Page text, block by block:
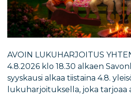
AVOIN LUKUHARJOITUS
4.8.2026 klo 18.30 alkaen
syyskausi alkaa tiistaina 4.8.
lukuharjoituksella, joka tarjoaa